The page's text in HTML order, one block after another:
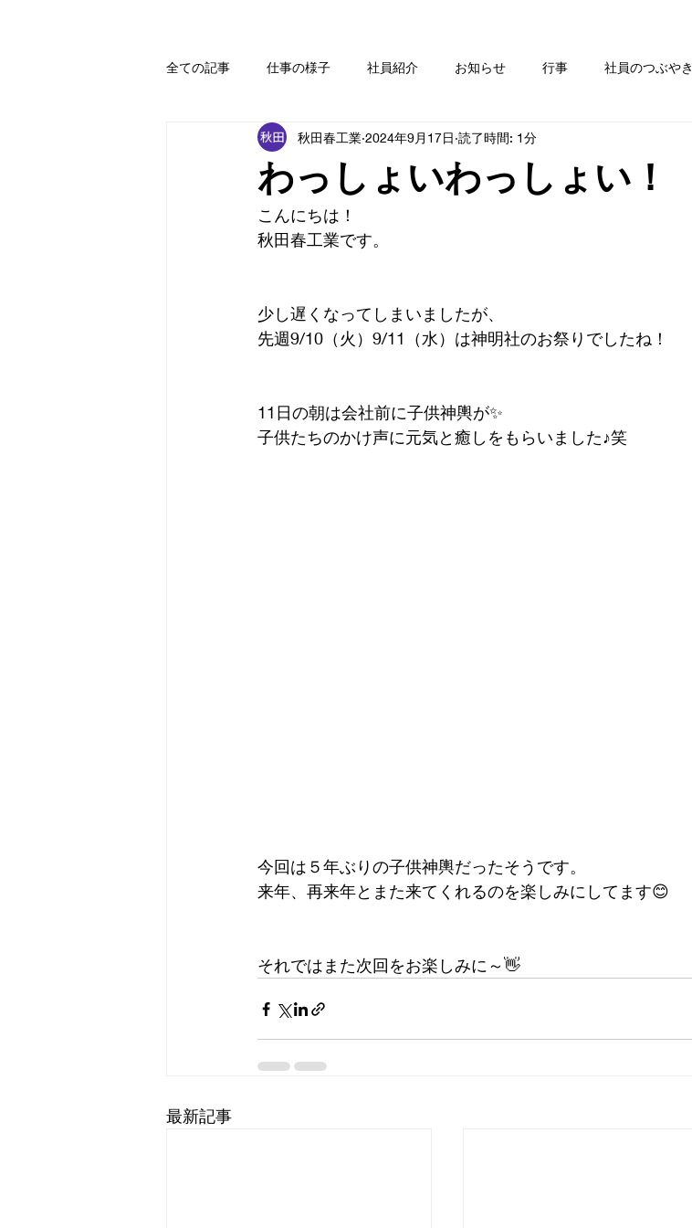
全ての記事 仕事の様子 社員紹介 お知らせ 行事 社員のつぶやき
わっしょいわっしょい！
秋田春工業 2024年9月17日 読了時間: 1分
こんにちは！
秋田春工業です。
少し遅くなってしまいましたが、
先週9/10（火）9/11（水）は神明社のお祭りでしたね！
11日の朝は会社前に子供神輿が✨
子供たちのかけ声に元気と癒しをもらいました♪笑
今回は５年ぶりの子供神輿だったそうです。
来年、再来年とまた来てくれるのを楽しみにしてます😊
それではまた次回をお楽しみに～👋
最新記事